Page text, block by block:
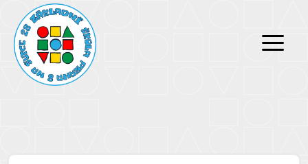
Přeskočit
obsah
Přeskočit
obsah